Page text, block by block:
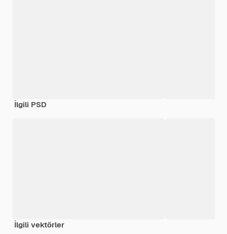
İlgili PSD
İlgili vektörler